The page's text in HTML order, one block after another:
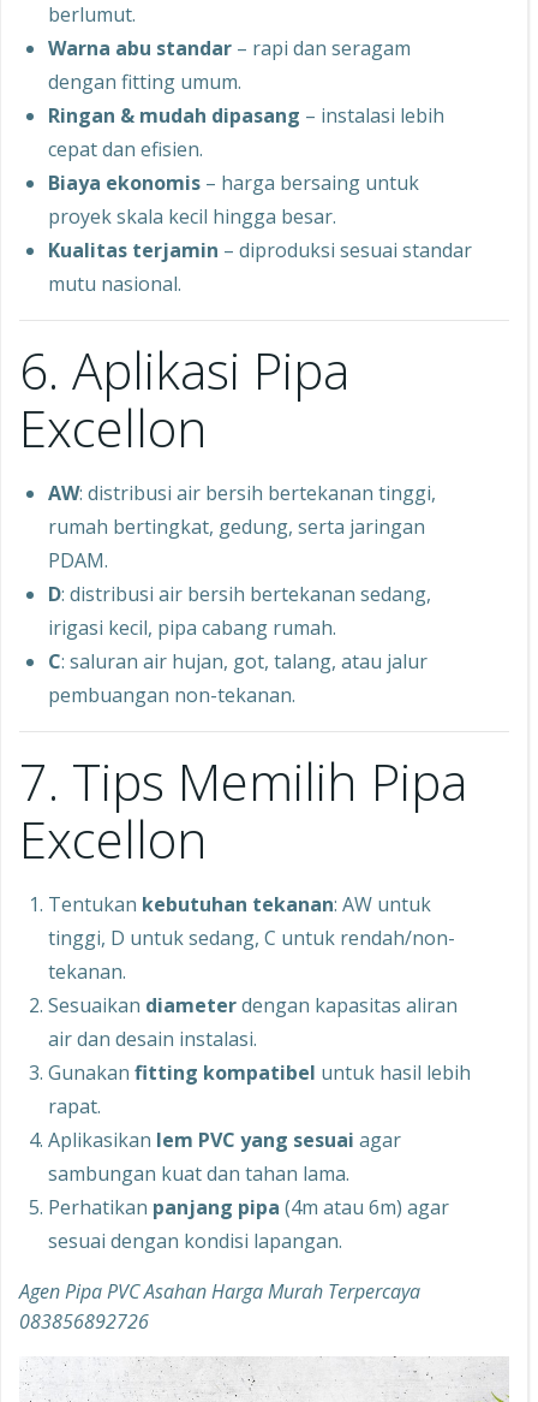
berlumut.
Warna abu standar – rapi dan seragam
dengan fitting umum.
Ringan & mudah dipasang – instalasi lebih
cepat dan efisien.
Biaya ekonomis – harga bersaing untuk
proyek skala kecil hingga besar.
Kualitas terjamin – diproduksi sesuai standar
mutu nasional.
6. Aplikasi Pipa
Excellon
AW: distribusi air bersih bertekanan tinggi,
rumah bertingkat, gedung, serta jaringan
PDAM.
D: distribusi air bersih bertekanan sedang,
irigasi kecil, pipa cabang rumah.
C: saluran air hujan, got, talang, atau jalur
pembuangan non-tekanan.
7. Tips Memilih Pipa
Excellon
Tentukan kebutuhan tekanan: AW untuk
tinggi, D untuk sedang, C untuk rendah/non-
tekanan.
Sesuaikan diameterdengan kapasitas aliran
air dan desain instalasi.
Gunakan fitting kompatibel untuk hasil lebih
rapat.
Aplikasikan lem PVC yang sesuai agar
sambungan kuat dan tahan lama.
Perhatikan panjang pipa (4m atau 6m) agar
sesuai dengan kondisi lapangan.
Agen Pipa PVC Asahan Harga Murah Terpercaya
083856892726